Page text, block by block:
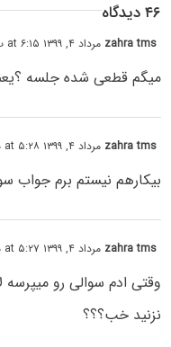
۴۶ دیدگاه
zahra tms مرداد ۴, ۱۳۹۹ at ۶:۱۵ ب٫ظ
میگم قطعی شده جلسه
zahra tms مرداد ۴, ۱۳۹۹ at ۵:۲۸ ب٫ظ
بیکارهم نیستم برم جواب
zahra tms مرداد ۴, ۱۳۹۹ at ۵:۲۷ ب٫ظ
وقتی ادم سوالی رو
نزنید خب؟؟؟